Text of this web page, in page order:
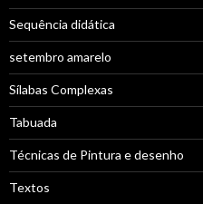
Sequência didática
setembro amarelo
Sílabas Complexas
Tabuada
Técnicas de Pintura e desenho
Textos